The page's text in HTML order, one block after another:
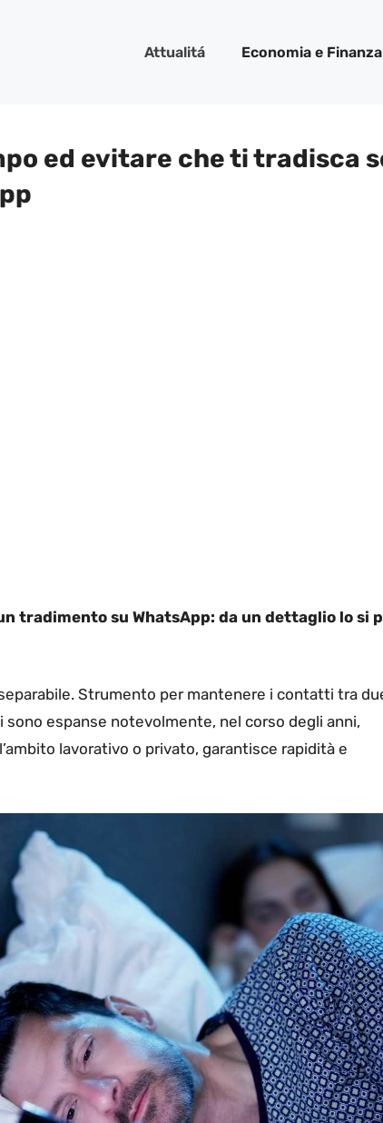
Attualitá Economia e Finanza
ed evitare che ti tradisca
tradimento su WhatsApp: da un dettaglio lo si
Strumento per mantenere i contatti tra
espanse notevolmente, nel corso degli anni,
lavorativo o privato, garantisce rapidità e